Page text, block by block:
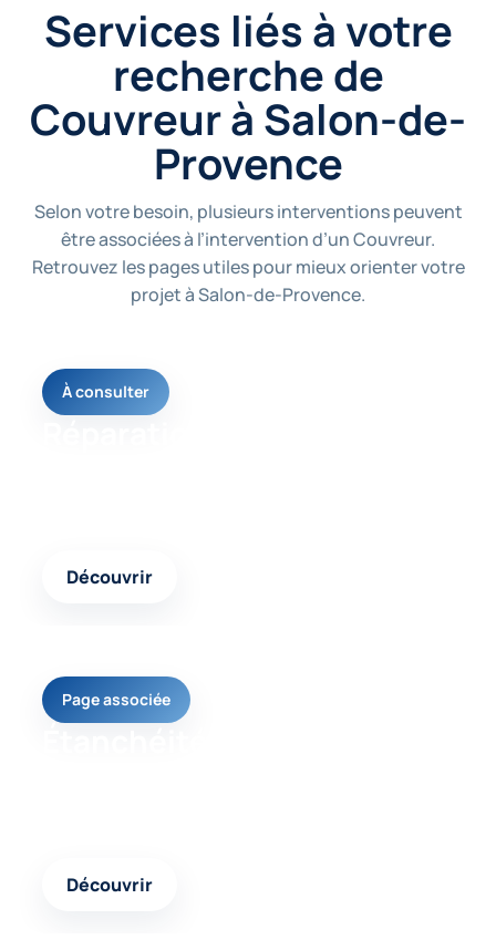
Services liés à votre
recherche de
Couvreur à Salon-de-
Provence
Selon votre besoin, plusieurs interventions peuvent
être associées à l’intervention d’un Couvreur.
Retrouvez les pages utiles pour mieux orienter votre
projet à Salon-de-Provence.
À consulter
Découvrir
Page associée
Découvrir